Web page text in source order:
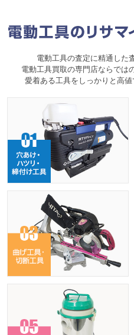
電動工具の査定に精通した
電動工具買取の専門店ならでは
愛着ある工具をしっかりと高値